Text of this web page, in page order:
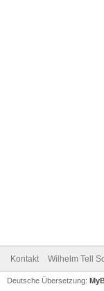
Kontakt Wilhelm Tell
Deutsche Übersetzung: